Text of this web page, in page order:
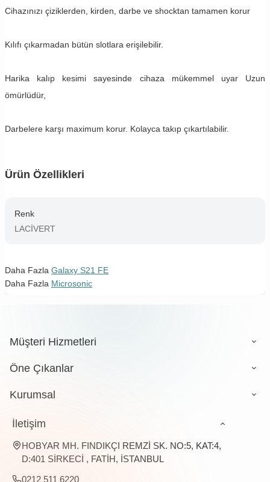
Cihazınızı çiziklerden, kirden, darbe ve shocktan tamamen korur
Kılıfı çıkarmadan bütün slotlara erişilebilir.
Harika kalıp kesimi sayesinde cihaza mükemmel uyar Uzun
ömürlüdür,
Darbelere karşı maximum korur. Kolayca takıp çıkartılabilir.
Ürün Özellikleri
Renk
LACİVERT
Daha Fazla Galaxy S21 FE
Daha Fazla Microsonic
Müşteri Hizmetleri
Öne Çıkanlar
Kurumsal
İletişim
HOBYAR MH. FINDIKÇI REMZİ SK. NO:5, KAT:4,
D:401 SİRKECİ , FATİH, İSTANBUL
0212 511 6220